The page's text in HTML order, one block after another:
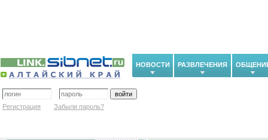
НОВОСТИ РАЗВЛЕЧЕНИЯ
Регистрация Забыли пароль?